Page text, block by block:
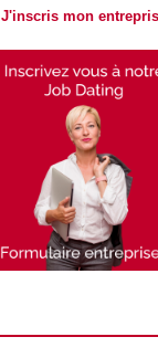
J'inscris mon